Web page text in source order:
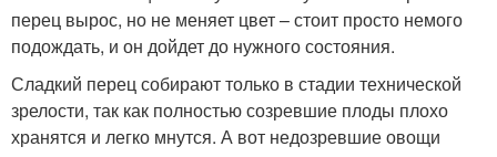
перец вырос, но не меняет цвет – стоит просто немого
подождать, и он дойдет до нужного состояния.
Сладкий перец собирают только в стадии технической
зрелости, так как полностью созревшие плоды плохо
хранятся и легко мнутся. А вот недозревшие овощи